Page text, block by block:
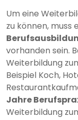
Um eine
zu können, muss
vorhanden sein.
Weiterbildung
Beispiel Koch,
Jahre
Weiterbildung